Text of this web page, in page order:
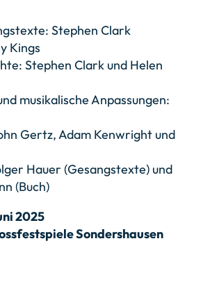
Stephen Clark
Kings
Stephen Clark und Helen
musikalische Anpassungen:
Gertz, Adam Kenwright und
Hauer (Gesangstexte) und
(Buch)
2025
Sondershausen